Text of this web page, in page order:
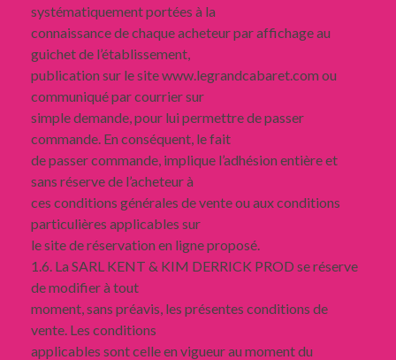
systématiquement portées à la
connaissance de chaque acheteur par affichage au
guichet de l’établissement,
publication sur le site www.legrandcabaret.com ou
communiqué par courrier sur
simple demande, pour lui permettre de passer
commande. En conséquent, le fait
de passer commande, implique l’adhésion entière et
sans réserve de l’acheteur à
ces conditions générales de vente ou aux conditions
particulières applicables sur
le site de réservation en ligne proposé.
1.6. La SARL KENT & KIM DERRICK PROD se réserve
de modifier à tout
moment, sans préavis, les présentes conditions de
vente. Les conditions
applicables sont celle en vigueur au moment du